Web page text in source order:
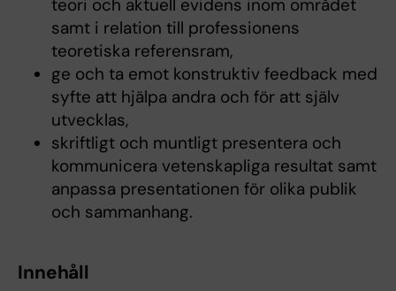
teori och aktuell evidens inom området
samt i relation till professionens
teoretiska referensram,
ge och ta emot konstruktiv feedback med
syfte att hjälpa andra och för att själv
utvecklas,
skriftligt och muntligt presentera och
kommunicera vetenskapliga resultat samt
anpassa presentationen för olika publik
och sammanhang.
Innehåll